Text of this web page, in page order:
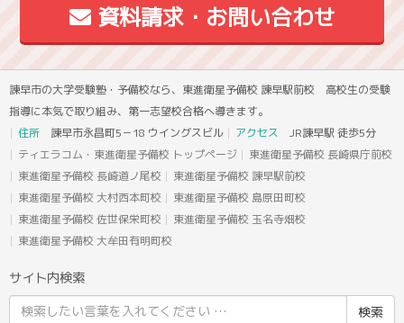
資料請求・お問い合わせ
諫早市の大学受験塾・予備校なら、東進衛星予備校 諫早駅前校 高校生の受験
指導に本気で取り組み、第一志望校合格へ導きます。
住所 諫早市永昌町5－18 ウイングスビル アクセス JR諫早駅 徒歩5分
ティエラコム・東進衛星予備校 トップページ
東進衛星予備校 長崎県庁前校
東進衛星予備校 長崎道ノ尾校
東進衛星予備校 諫早駅前校
東進衛星予備校 大村西本町校
東進衛星予備校 島原田町校
東進衛星予備校 佐世保栄町校
東進衛星予備校 玉名寺畑校
東進衛星予備校 大牟田有明町校
サイト内検索